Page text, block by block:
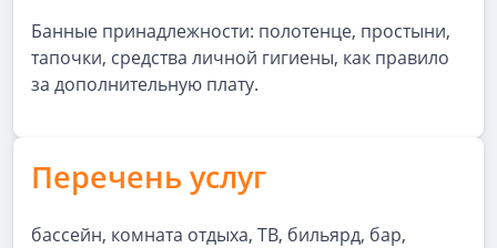
Банные принадлежности: полотенце, простыни,
тапочки, средства личной гигиены, как правило
за дополнительную плату.
Перечень услуг
бассейн, комната отдыха, ТВ, бильярд, бар,